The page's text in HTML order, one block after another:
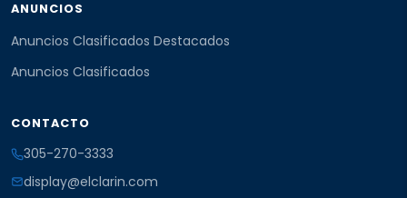
ANUNCIOS
Anuncios Clasificados Destacados
Anuncios Clasificados
CONTACTO
305-270-3333
display@elclarin.com